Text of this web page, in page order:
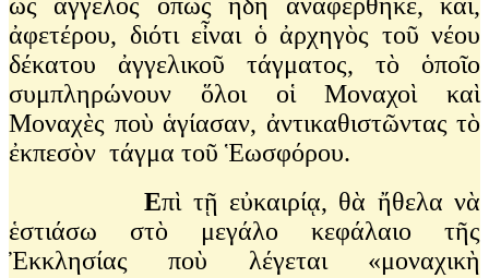
ἀφετέρου, διότι εἶναι ὁ ἀρχηγὸς τοῦ νέου
δέκατου ἀγγελικοῦ τάγματος, τὸ ὁποῖο
συμπληρώνουν ὅλοι οἱ Μοναχοὶ καὶ
Μοναχὲς ποὺ ἁγίασαν, ἀντικαθιστῶντας τὸ
ἐκπεσὸν τάγμα τοῦ Ἑωσφόρου.
Επὶ τῇ εὐκαιρίᾳ, θὰ ἤθελα νὰ
ἑστιάσω στὸ μεγάλο κεφάλαιο τῆς
Ἐκκλησίας ποὺ λέγεται «μοναχικὴ